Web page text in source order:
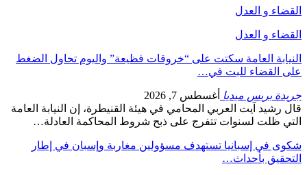
القضاء و العدل
القضاء و العدل
النيابة العامة سكتت على “خروقات فظيعة” واليوم تحاول الضغط
على القضاء للبت في…
جريدة بريس ميديا أغسطس 7, 2026
قال رشيد آيت العربي المحامي في هيئة القنيطرة، إن النيابة العامة
التي ظلت لسنوات تتفرج على ذبح شروط المحاكمة العادلة…
شكوى في إسبانيا تستهدف مسؤولين مغاربة وإسبان في إطار
التحقيق بأحداث…